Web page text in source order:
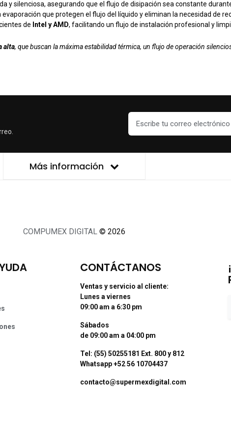
y silenciosa, asegurando que el flujo de disipación sea constante
que protegen el flujo del líquido y eliminan la necesidad de
de Intel y AMD, facilitando un flujo de instalación profesional y
alta, que buscan la máxima estabilidad térmica, un flujo de operación
Más información
COMPUMEX DIGITAL © 2026
CONTÁCTANOS
Ventas y servicio al cliente:
Lunes a viernes
09:00 am a 6:30 pm
Sábados
de 09:00 am a 04:00 pm
Tel: (55) 50255181 Ext. 800 y 812
Whatsapp +52 56 10704437
contacto@supermexdigital.com